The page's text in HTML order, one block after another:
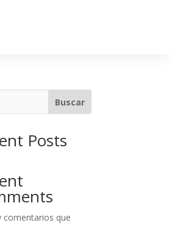
Buscar
Posts
comentarios que